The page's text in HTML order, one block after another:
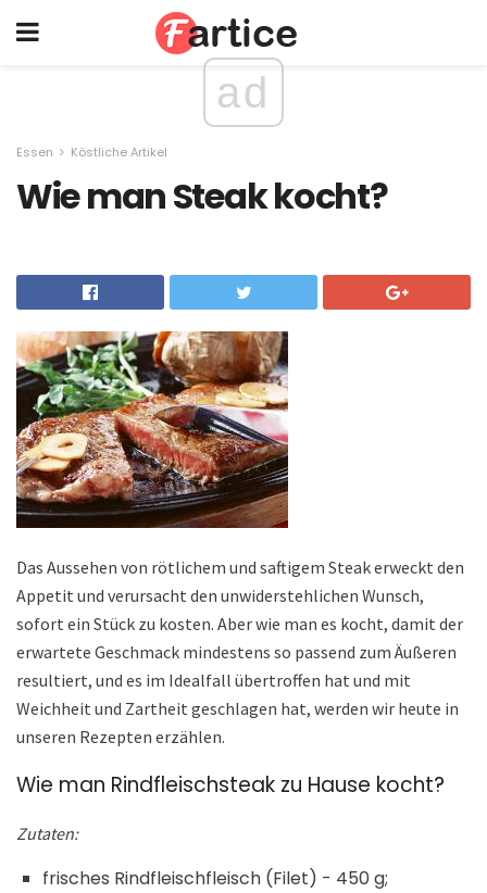
ad
Essen Köstliche Artikel
Wie man Steak kocht?
Das Aussehen von rötlichem und saftigem Steak erweckt den
Appetit und verursacht den unwiderstehlichen Wunsch,
sofort ein Stück zu kosten. Aber wie man es kocht, damit der
erwartete Geschmack mindestens so passend zum Äußeren
resultiert, und es im Idealfall übertroffen hat und mit
Weichheit und Zartheit geschlagen hat, werden wir heute in
unseren Rezepten erzählen.
Wie man Rindfleischsteak zu Hause kocht?
Zutaten:
frisches Rindfleischfleisch (Filet) - 450 g;